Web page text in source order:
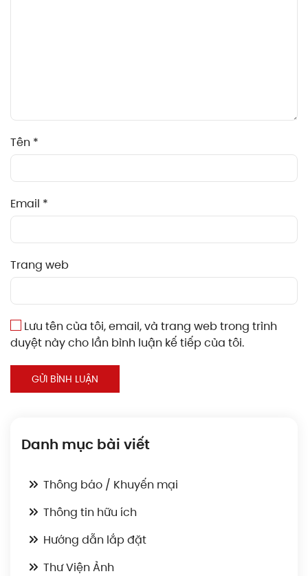
Tên *
Email *
Trang web
Lưu tên của tôi, email, và trang web trong trình
duyệt này cho lần bình luận kế tiếp của tôi.
GỬI BÌNH LUẬN
Danh mục bài viết
Thông báo / Khuyến mại
Thông tin hữu ích
Hướng dẫn lắp đặt
Thư Viện Ảnh